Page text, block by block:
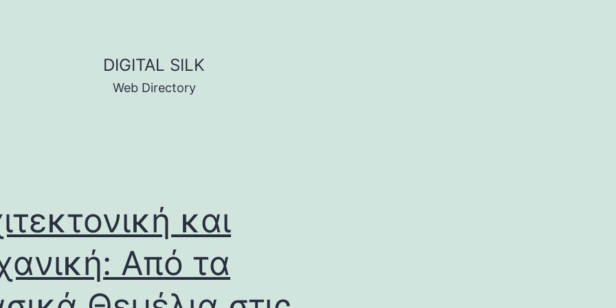
DIGITAL SILK
Web Directory
και
Από τα